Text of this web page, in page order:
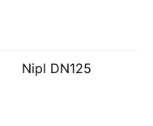
Nipl DN125